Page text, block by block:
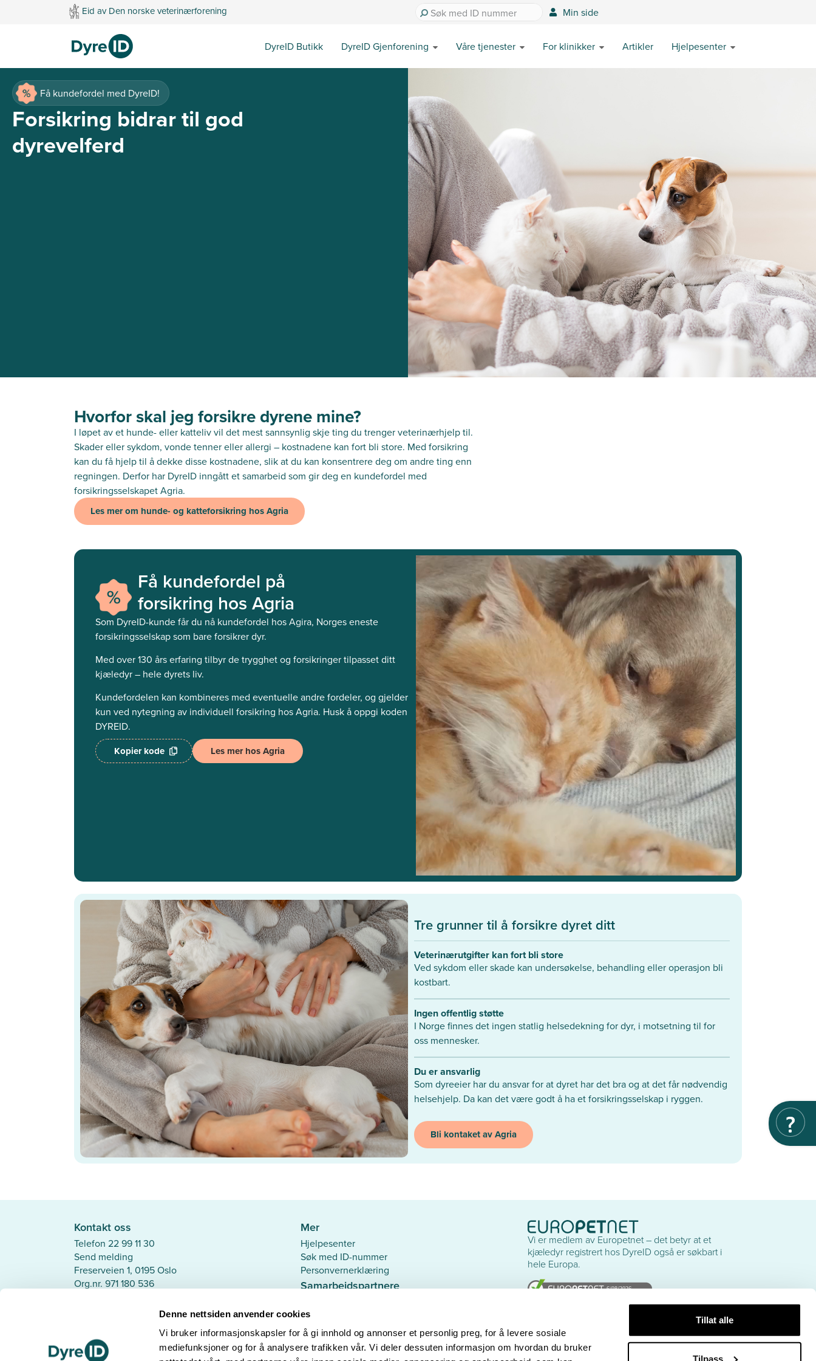
Denne nettsiden anvender cookies
Vi bruker informasjonskapsler for å gi innhold og annonser et personlig preg, for å levere sosiale
mediefunksjoner og for å analysere trafikken vår. Vi deler dessuten informasjon om hvordan du bruker
Tillat alle
Tilpass
Eid av Den norske veterinærforening Min side
DyreID Butikk DyreID Gjenforening Våre tjenester For klinikker Artikler Hjelpesenter
Få kundefordel med DyreID!
Forsikring bidrar til god
dyrevelferd
Hvorfor skal jeg forsikre dyrene mine?
I løpet av et hunde- eller katteliv vil det mest sannsynlig skje ting du trenger veterinærhjelp til.
Skader eller sykdom, vonde tenner eller allergi – kostnadene kan fort bli store. Med forsikring
kan du få hjelp til å dekke disse kostnadene, slik at du kan konsentrere deg om andre ting enn
regningen. Derfor har DyreID inngått et samarbeid som gir deg en kundefordel med
forsikringsselskapet Agria.
Les mer om hunde- og katteforsikring hos Agria
Få kundefordel på
forsikring hos Agria
Som DyreID-kunde får du nå kundefordel hos Agira, Norges eneste
forsikringsselskap som bare forsikrer dyr.
Med over 130 års erfaring tilbyr de trygghet og forsikringer tilpasset ditt
kjæledyr – hele dyrets liv.
Kundefordelen kan kombineres med eventuelle andre fordeler, og gjelder
kun ved nytegning av individuell forsikring hos Agria. Husk å oppgi koden
DYREID.
Kopier kode
Les mer hos Agria
Tre grunner til å forsikre dyret ditt
Veterinærutgifter kan fort bli store​
Ved sykdom eller skade kan undersøkelse, ​behandling eller operasjon bli
kostbart.
Ingen offentlig støtte​
I Norge finnes det ingen statlig helsedekning for dyr, i motsetning til for
oss mennesker.
Du er ansvarlig​
Som dyreeier har du ansvar for at dyret har det bra og at det får nødvendig
helsehjelp. Da kan det være godt å ha et forsikringsselskap i ryggen.
Bli kontaket av Agria
Kontakt oss
Telefon 22 99 11 30
Send melding
Freserveien 1, 0195 Oslo
Org.nr. 971 180 536
Mandag - Torsdag: 10.00 - 14.00
Fredag: 09.00 - 11.30
Følg oss
Mer
Hjelpesenter
Søk med ID-nummer
Personvernerklæring
Samarbeidspartnere
Dyrebeskyttelsen Norge
Smådyrpraktiserende Veterinærers Forening
Norsk Kennel Klub
Med hjerte for hunder på rømmen
Vi er medlem av Europetnet – det betyr at et
kjæledyr registrert hos DyreID også er søkbart i
hele Europa.
Savnet & Funnet
Pyramidion